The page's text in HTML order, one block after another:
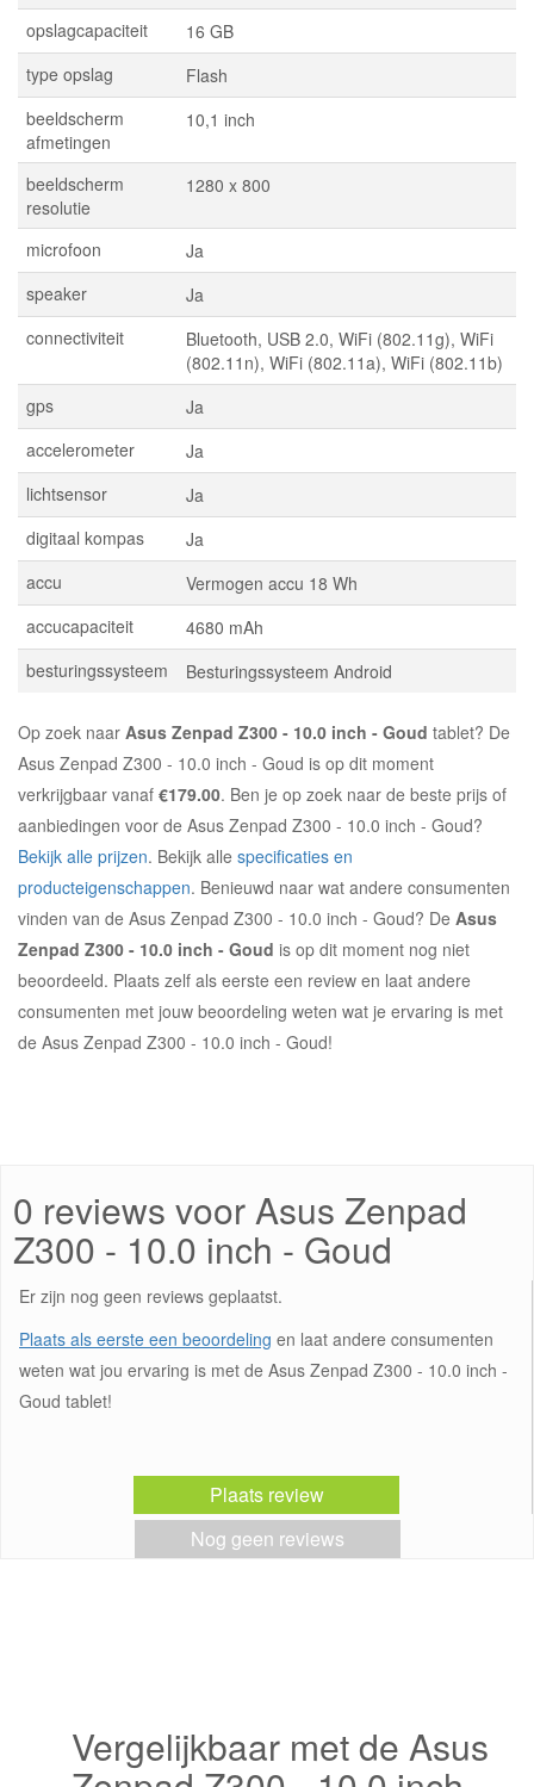
opslagcapaciteit
16 GB
type opslag
Flash
beeldscherm
afmetingen
10,1 inch
beeldscherm
resolutie
1280 x 800
microfoon
Ja
speaker
Ja
connectiviteit
Bluetooth, USB 2.0, WiFi (802.11g), WiFi
(802.11n), WiFi (802.11a), WiFi (802.11b)
gps
Ja
accelerometer
Ja
lichtsensor
Ja
digitaal kompas
Ja
accu
Vermogen accu 18 Wh
accucapaciteit
4680 mAh
besturingssysteem
Besturingssysteem Android
Op zoek naar Asus Zenpad Z300 - 10.0 inch - Goud tablet? De
Asus Zenpad Z300 - 10.0 inch - Goud is op dit moment
verkrijgbaar vanaf €179.00. Ben je op zoek naar de beste prijs of
aanbiedingen voor de Asus Zenpad Z300 - 10.0 inch - Goud?
Bekijk alle prijzen. Bekijk alle specificaties en
producteigenschappen. Benieuwd naar wat andere consumenten
vinden van de Asus Zenpad Z300 - 10.0 inch - Goud? De Asus
Zenpad Z300 - 10.0 inch - Goud is op dit moment nog niet
beoordeeld. Plaats zelf als eerste een review en laat andere
consumenten met jouw beoordeling weten wat je ervaring is met
de Asus Zenpad Z300 - 10.0 inch - Goud!
0 reviews voor Asus Zenpad
Z300 - 10.0 inch - Goud
Er zijn nog geen reviews geplaatst.
Plaats als eerste een beoordeling en laat andere consumenten
weten wat jou ervaring is met de Asus Zenpad Z300 - 10.0 inch -
Goud tablet!
Plaats review
Nog geen reviews
Vergelijkbaar met de Asus